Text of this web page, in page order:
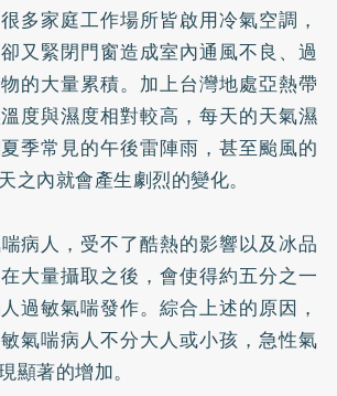
多家庭工作場所皆啟用冷氣空調，
又緊閉門窗造成室內通風不良、過
的大量累積。加上台灣地處亞熱帶
度與濕度相對較高，每天的天氣濕
季常見的午後雷陣雨，甚至颱風的
之內就會產生劇烈的變化。
病人，受不了酷熱的影響以及冰品
大量攝取之後，會使得約五分之一
過敏氣喘發作。綜合上述的原因，
氣喘病人不分大人或小孩，急性氣
顯著的增加。